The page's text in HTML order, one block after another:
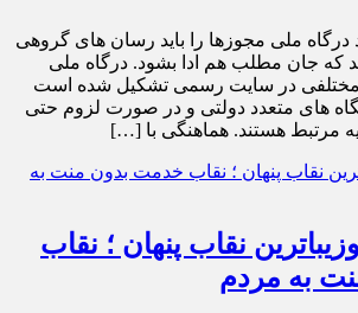
درگاه ملی مجوزها را باید رسان های گروهی
که جان مطلب هم ادا بشود. درگاه ملی
در سایت رسمی تشکیل شده است
های متعدد دولتی و در صورت لزوم حتی
مرتبط هستند. هماهنگی با […]
نقاب پنهان ؛ نقاب
به مردم